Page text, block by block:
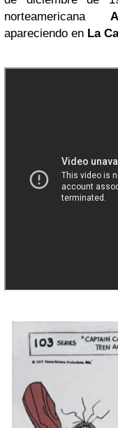
norteamericana
apareciendo en La